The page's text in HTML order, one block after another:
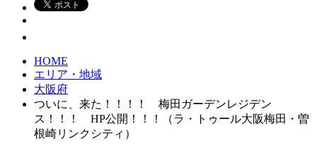
HOME
エリア・地域
大阪府
ついに、来た！！！！ 梅田ガーデンレジデン
ス！！！ HP公開！！！（ラ・トゥール大阪梅田・曽
根崎リンクシティ）